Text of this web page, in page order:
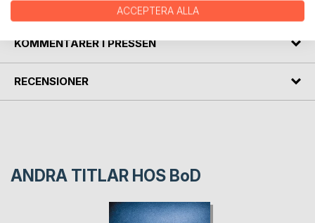
KOMMENTARER I PRESSEN
RECENSIONER
ANDRA TITLAR HOS BoD
ACCEPTERA ALLA